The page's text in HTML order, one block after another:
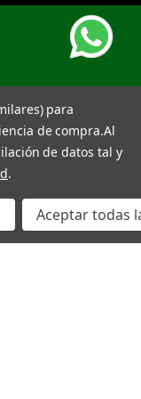
para
de compra.Al
de datos tal y
.
Aceptar todas